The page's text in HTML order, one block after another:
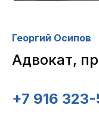
Георгий Осипов
Адвокат,
+7 916